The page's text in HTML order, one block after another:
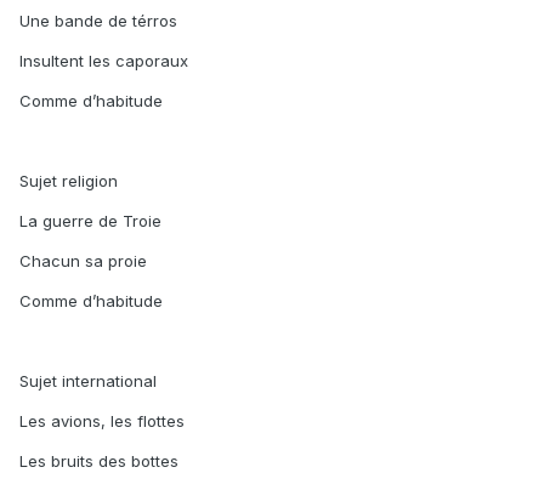
Une bande de térros
Insultent les caporaux
Comme d’habitude
Sujet religion
La guerre de Troie
Chacun sa proie
Comme d’habitude
Sujet international
Les avions, les flottes
Les bruits des bottes